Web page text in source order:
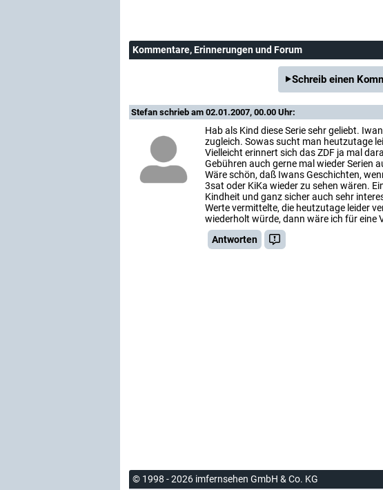
Kommentare, Erinnerungen und Forum
Schreib einen
Stefan schrieb am 02.01.2007, 00.00 Uhr:
Hab als Kind diese Serie sehr geliebt.
zugleich. Sowas sucht man heutzutage
Vielleicht erinnert sich das ZDF ja mal
Gebühren auch gerne mal wieder Serien
Wäre schön, daß Iwans Geschichten,
3sat oder KiKa wieder zu sehen wären.
Kindheit und ganz sicher auch sehr
Werte vermittelte, die heutzutage leider
wiederholt würde, dann wäre ich für eine
Antworten
© 1998 - 2026 imfernsehen GmbH & Co. KG